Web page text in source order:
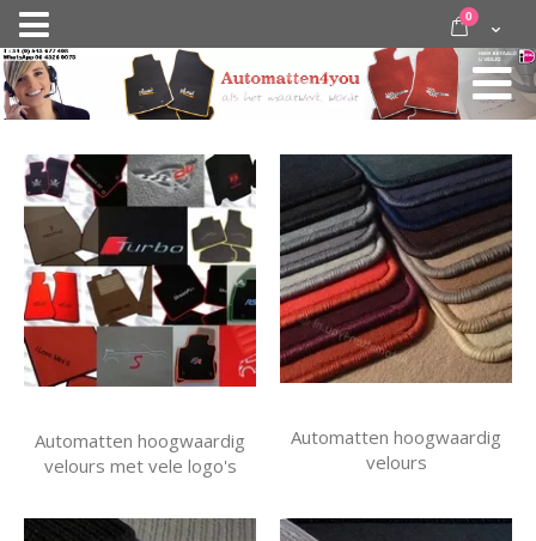
Nav
activeren
door
inhoud
Cart
0 items
Automatten hoogwaardig
velours met vele logo's
Automatten hoogwaardig
velours